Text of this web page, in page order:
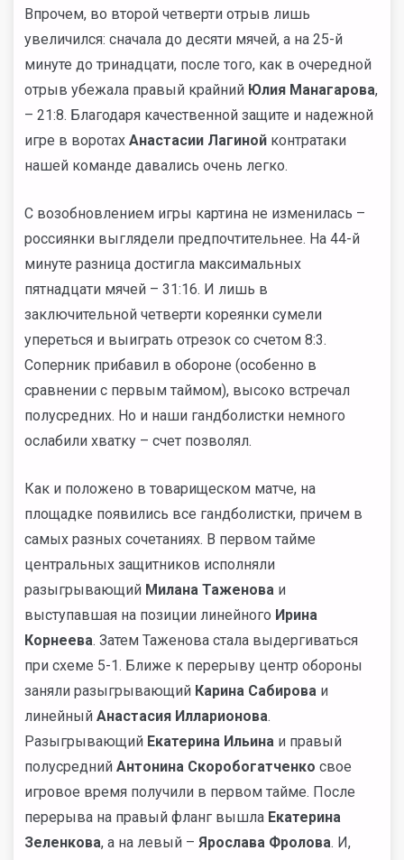
Впрочем, во второй четверти отрыв лишь
увеличился: сначала до десяти мячей, а на 25-й
минуте до тринадцати, после того, как в очередной
отрыв убежала правый крайний Юлия Манагарова,
– 21:8. Благодаря качественной защите и надежной
игре в воротах Анастасии Лагиной контратаки
нашей команде давались очень легко.
С возобновлением игры картина не изменилась –
россиянки выглядели предпочтительнее. На 44-й
минуте разница достигла максимальных
пятнадцати мячей – 31:16. И лишь в
заключительной четверти кореянки сумели
упереться и выиграть отрезок со счетом 8:3.
Соперник прибавил в обороне (особенно в
сравнении с первым таймом), высоко встречал
полусредних. Но и наши гандболистки немного
ослабили хватку – счет позволял.
Как и положено в товарищеском матче, на
площадке появились все гандболистки, причем в
самых разных сочетаниях. В первом тайме
центральных защитников исполняли
разыгрывающий Милана Таженова и
выступавшая на позиции линейного Ирина
Корнеева. Затем Таженова стала выдергиваться
при схеме 5-1. Ближе к перерыву центр обороны
заняли разыгрывающий Карина Сабирова и
линейный Анастасия Илларионова.
Разыгрывающий Екатерина Ильина и правый
полусредний Антонина Скоробогатченко свое
игровое время получили в первом тайме. После
перерыва на правый фланг вышла Екатерина
Зеленкова, а на левый – Ярослава Фролова. И,